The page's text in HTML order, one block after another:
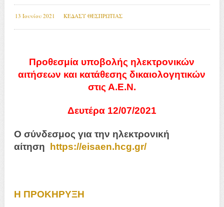
13 Ιουνίου 2021 ΚΕΔΑΣΥ ΘΕΣΠΡΩΤΙΑΣ
Προθεσμία υποβολής ηλεκτρονικών
αιτήσεων και κατάθεσης δικαιολογητικών
στις Α.Ε.Ν.
Δευτέρα 12/07/2021
Ο σύνδεσμος για την ηλεκτρονική
αίτηση https://eisaen.hcg.gr/
Η ΠΡΟΚΗΡΥΞΗ